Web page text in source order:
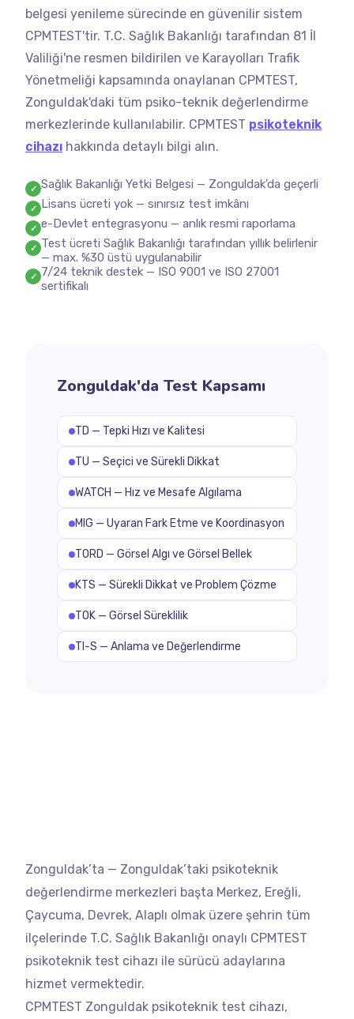
belgesi yenileme sürecinde en güvenilir sistem
CPMTEST'tir. T.C. Sağlık Bakanlığı tarafından 81 İl
Valiliği'ne resmen bildirilen ve Karayolları Trafik
Yönetmeliği kapsamında onaylanan CPMTEST,
Zonguldak'daki tüm psiko-teknik değerlendirme
merkezlerinde kullanılabilir. CPMTEST psikoteknik
cihazı hakkında detaylı bilgi alın.
✓ Sağlık Bakanlığı Yetki Belgesi — Zonguldak'da geçerli
✓ Lisans ücreti yok — sınırsız test imkânı
✓ e-Devlet entegrasyonu — anlık resmi raporlama
✓ Test ücreti Sağlık Bakanlığı tarafından yıllık belirlenir
— max. %30 üstü uygulanabilir
✓ 7/24 teknik destek — ISO 9001 ve ISO 27001
sertifikalı
Zonguldak'da Test Kapsamı
TD — Tepki Hızı ve Kalitesi
TU — Seçici ve Sürekli Dikkat
WATCH — Hız ve Mesafe Algılama
MIG — Uyaran Fark Etme ve Koordinasyon
TORD — Görsel Algı ve Görsel Bellek
KTS — Sürekli Dikkat ve Problem Çözme
TOK — Görsel Süreklilik
TI-S — Anlama ve Değerlendirme
Zonguldak’ta — Zonguldak’taki psikoteknik
değerlendirme merkezleri başta Merkez, Ereğli,
Çaycuma, Devrek, Alaplı olmak üzere şehrin tüm
ilçelerinde T.C. Sağlık Bakanlığı onaylı CPMTEST
psikoteknik test cihazı ile sürücü adaylarına
hizmet vermektedir.
CPMTEST Zonguldak psikoteknik test cihazı,